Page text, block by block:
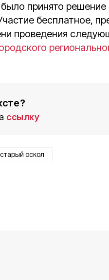
было принято
бесплатное,
проведения
ссылку
старый оскол